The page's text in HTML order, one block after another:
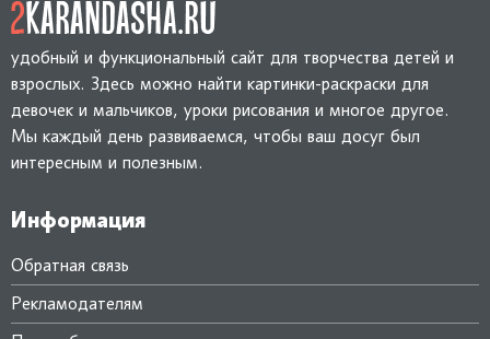
удобный и функциональный сайт для творчества детей и
взрослых. Здесь можно найти картинки-раскраски для
девочек и мальчиков, уроки рисования и многое другое.
Мы каждый день развиваемся, чтобы ваш досуг был
интересным и полезным.
Информация
Обратная связь
Рекламодателям